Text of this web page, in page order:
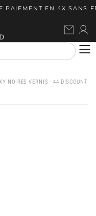
EN 4X SANS
NOIRES VERNIS - 44 DISCOUNT -